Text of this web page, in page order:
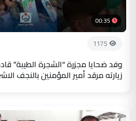
00:35
1175
وفد ضحايا مجزرة “الشجرة الطيبة”
زيارته مرقد أمير المؤمنين بالنجف